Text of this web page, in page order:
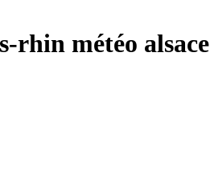
rhin météo alsace